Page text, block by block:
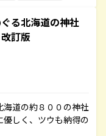
る北海道の神社
訂版
海道の約８００の神社
しく、ツウも納得の